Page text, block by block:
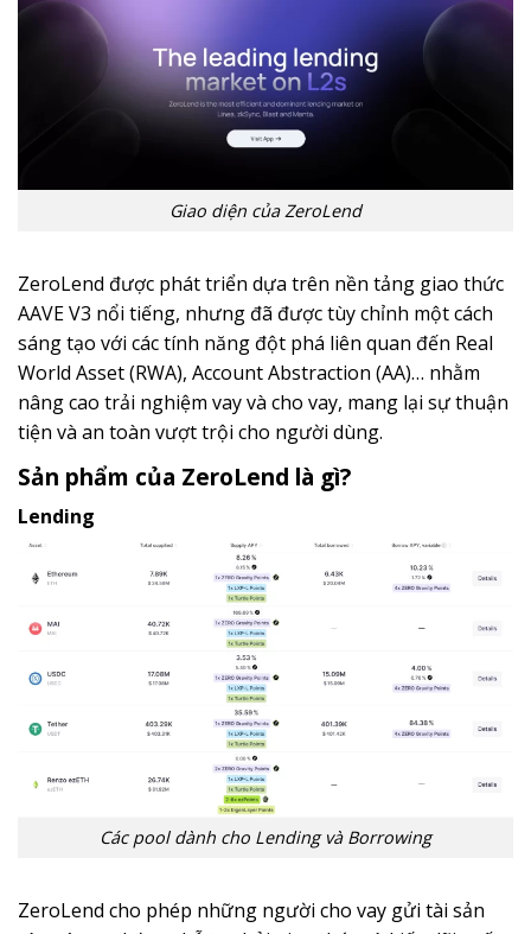
Giao diện của ZeroLend
ZeroLend được phát triển dựa trên nền tảng giao thức
AAVE V3 nổi tiếng, nhưng đã được tùy chỉnh một cách
sáng tạo với các tính năng đột phá liên quan đến Real
World Asset (RWA), Account Abstraction (AA)… nhằm
nâng cao trải nghiệm vay và cho vay, mang lại sự thuận
tiện và an toàn vượt trội cho người dùng.
Sản phẩm của ZeroLend là gì?
Lending
Các pool dành cho Lending và Borrowing
ZeroLend cho phép những người cho vay gửi tài sản